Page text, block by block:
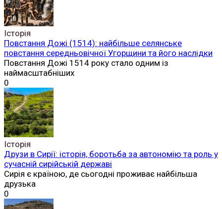
Історія
Повстання Дожі (1514): найбільше селянське
повстання середньовічної Угорщини та його наслідки
Повстання Дожі 1514 року стало одним із
наймасштабніших
0
Історія
Друзи в Сирії: історія, боротьба за автономію та роль у
сучасній сирійській державі
Сирія є країною, де сьогодні проживає найбільша
друзька
0